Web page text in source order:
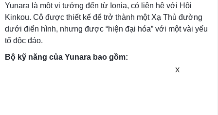
Yunara là một vị tướng đến từ Ionia, có liên hệ với Hội
Kinkou. Cô được thiết kế để trở thành một Xạ Thủ đường
dưới điển hình, nhưng được “hiện đại hóa” với một vài yếu
tố độc đáo.
Bộ kỹ năng của Yunara bao gồm:
X